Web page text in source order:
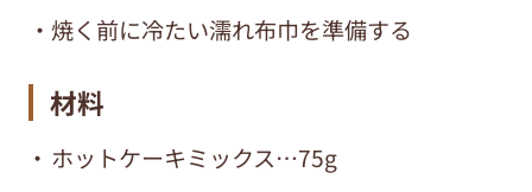
・焼く前に冷たい濡れ布巾を準備する
材料
ホットケーキミックス…75g